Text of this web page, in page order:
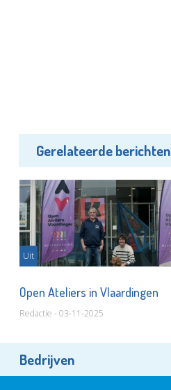
Gerelateerde berichten
Uit
Open Ateliers in Vlaardingen
Redactie - 03-11-2025
Bedrijven